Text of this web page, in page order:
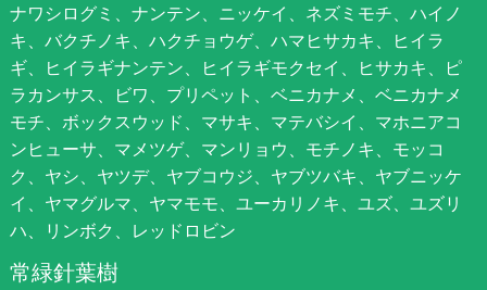
ナワシログミ、ナンテン、ニッケイ、ネズミモチ、ハイノ
キ、バクチノキ、ハクチョウゲ、ハマヒサカキ、ヒイラ
ギ、ヒイラギナンテン、ヒイラギモクセイ、ヒサカキ、ピ
ラカンサス、ビワ、プリペット、ベニカナメ、ベニカナメ
モチ、ボックスウッド、マサキ、マテバシイ、マホニアコ
ンヒューサ、マメツゲ、マンリョウ、モチノキ、モッコ
ク、ヤシ、ヤツデ、ヤブコウジ、ヤブツバキ、ヤブニッケ
イ、ヤマグルマ、ヤマモモ、ユーカリノキ、ユズ、ユズリ
ハ、リンボク、レッドロビン
常緑針葉樹